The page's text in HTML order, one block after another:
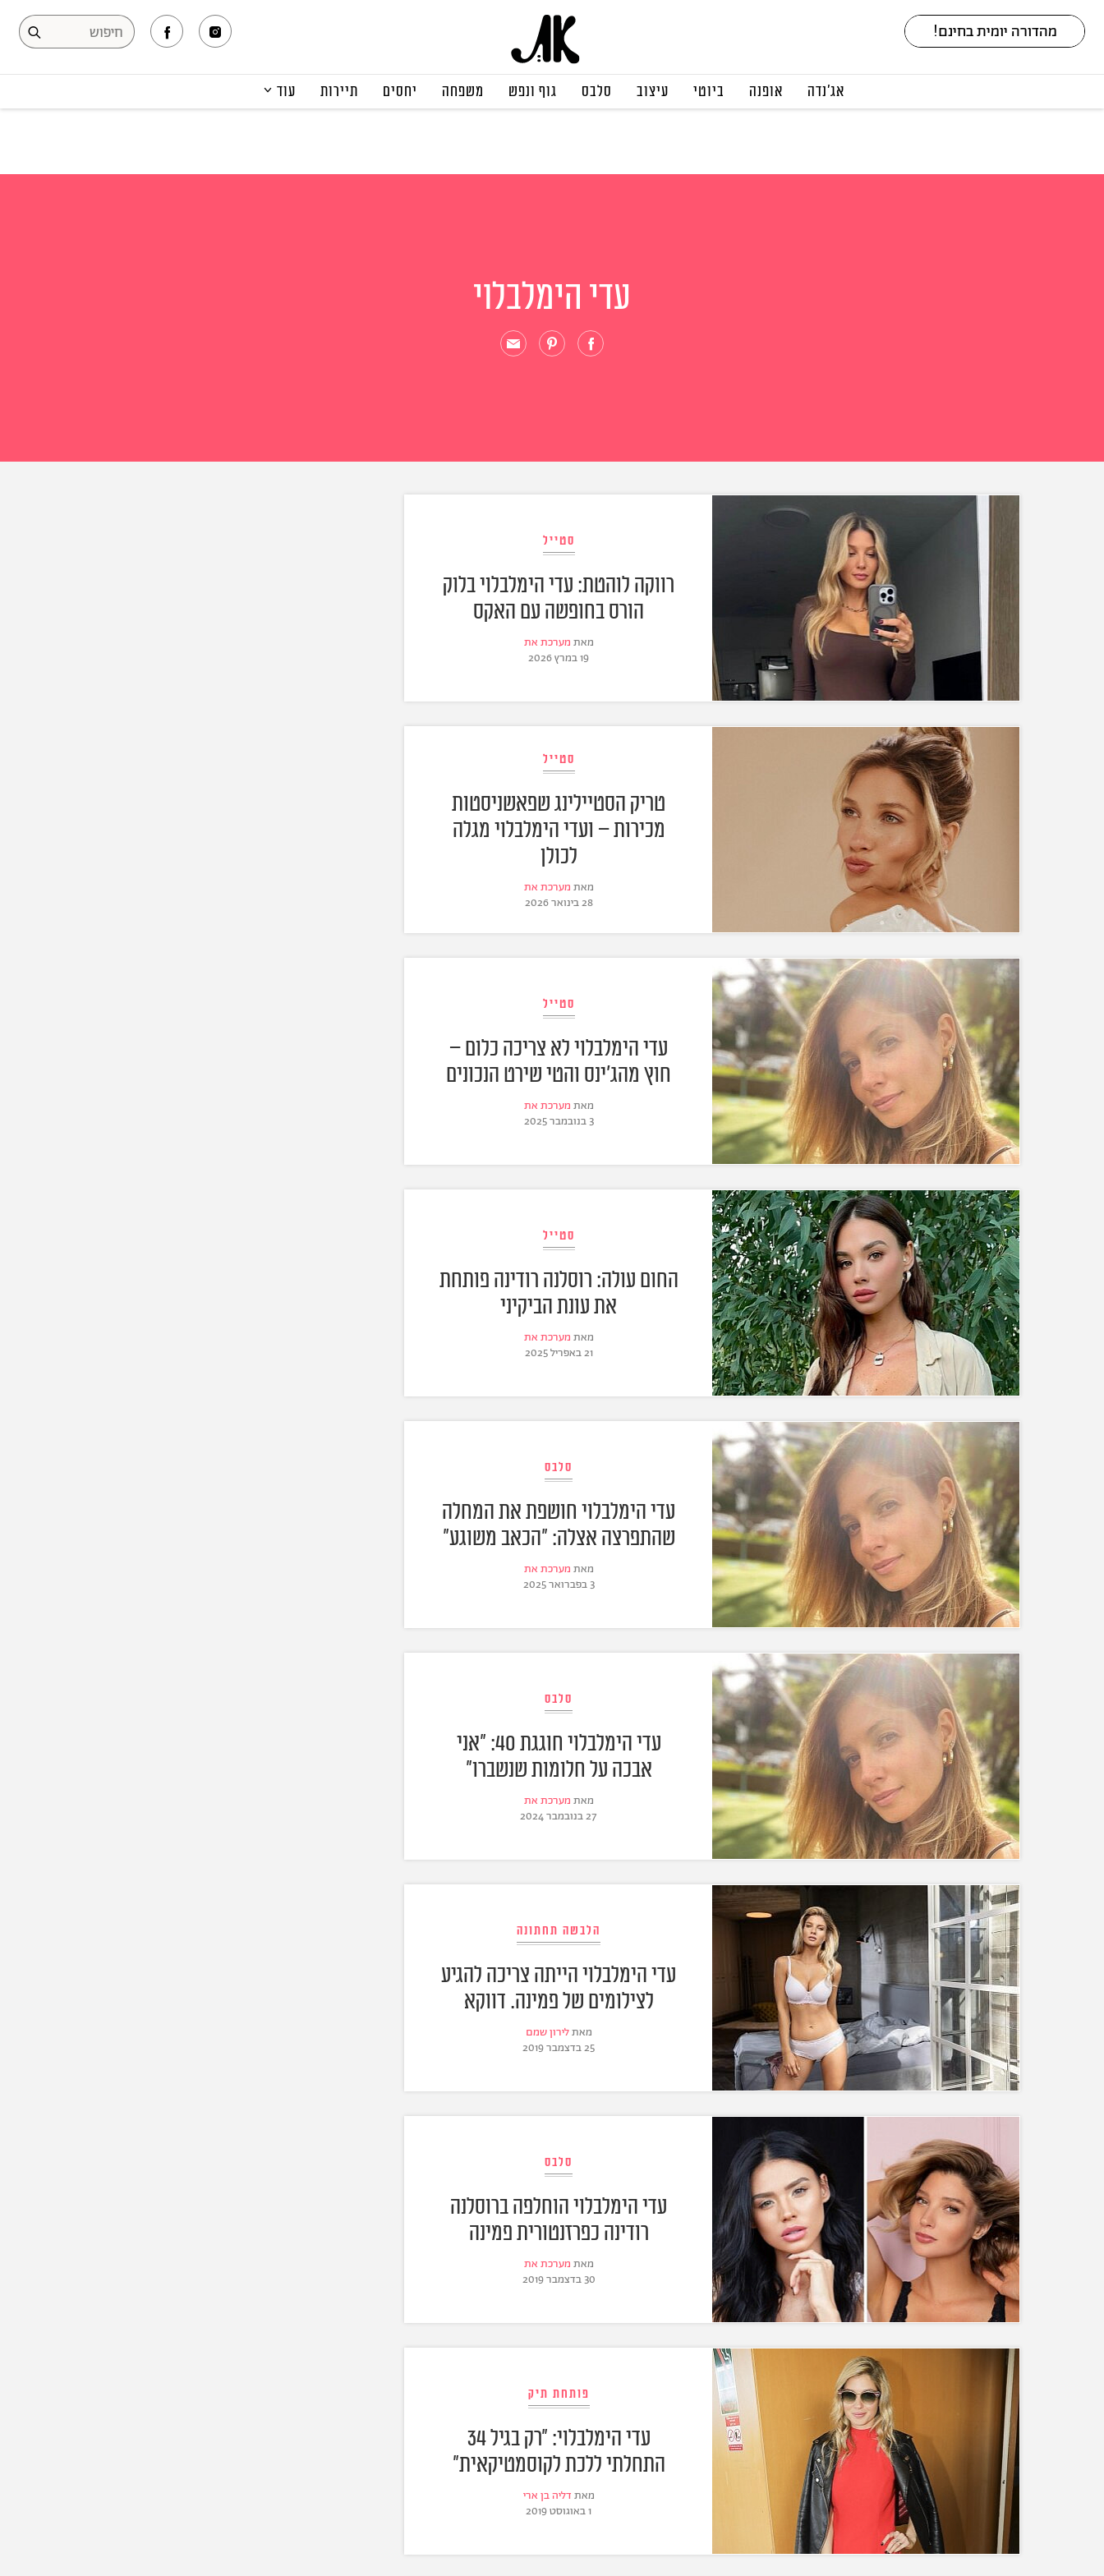
אג׳נדה אופנה ביוטי עיצוב סלבס גוף ונפש משפחה יחסים תיירות עוד
עדי הימלבלוי
סטייל
רווקה לוהטת: עדי הימלבלוי בלוק
הורס בחופשה עם האקס
מאת מערכת את
19 במרץ 2026
סטייל
טריק הסטיילינג שפאשניסטות
מכירות – ועדי הימלבלוי מגלה
לכולן
מאת מערכת את
28 בינואר 2026
סטייל
עדי הימלבלוי לא צריכה כלום –
חוץ מהג'ינס והטי שירט הנכונים
מאת מערכת את
3 בנובמבר 2025
סטייל
החום עולה: רוסלנה רודינה פותחת
את עונת הביקיני
מאת מערכת את
21 באפריל 2025
סלבס
עדי הימלבלוי חושפת את המחלה
שהתפרצה אצלה: "הכאב משוגע"
מאת מערכת את
3 בפברואר 2025
סלבס
עדי הימלבלוי חוגגת 40: "אני
אבכה על חלומות שנשברו"
מאת מערכת את
27 בנובמבר 2024
הלבשה תחתונה
עדי הימלבלוי הייתה צריכה להגיע
לצילומים של פמינה. דווקא
מאתלירון שמם
25 בדצמבר 2019
סלבס
עדי הימלבלוי הוחלפה ברוסלנה
רודינה כפרזנטורית פמינה
מאת מערכת את
30 בדצמבר 2019
פותחת תיק
עדי הימלבלוי: "רק בגיל 34
התחלתי ללכת לקוסמטיקאית"
מאת דליה בן ארי
1 באוגוסט 2019